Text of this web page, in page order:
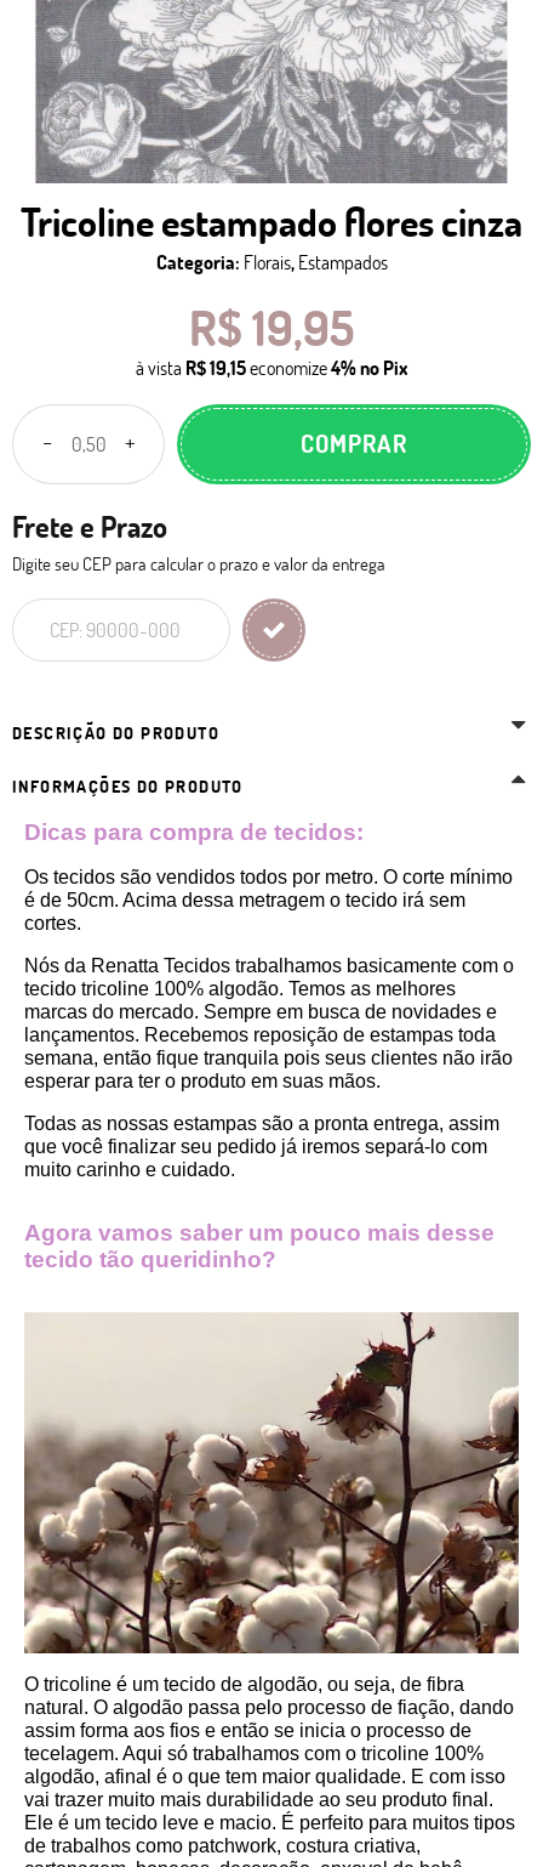
Tricoline estampado flores cinza
Categoria: Florais, Estampados
R$ 19,95
à vista R$ 19,15economize4%no Pix
COMPRAR
Frete e Prazo
Digite seu CEP para calcular o prazo e valor da entrega
DESCRIÇÃO DO PRODUTO
INFORMAÇÕES DO PRODUTO
Dicas para compra de tecidos:
Os tecidos são vendidos todos por metro. O corte mínimo
é de 50cm. Acima dessa metragem o tecido irá sem
cortes.
Nós da Renatta Tecidos trabalhamos basicamente com o
tecido tricoline 100% algodão. Temos as melhores
marcas do mercado. Sempre em busca de novidades e
lançamentos. Recebemos reposição de estampas toda
semana, então fique tranquila pois seus clientes não irão
esperar para ter o produto em suas mãos.
Todas as nossas estampas são a pronta entrega, assim
que você finalizar seu pedido já iremos separá-lo com
muito carinho e cuidado.
Agora vamos saber um pouco mais desse
tecido tão queridinho?
O tricoline é um tecido de algodão, ou seja, de fibra
natural. O algodão passa pelo processo de fiação, dando
assim forma aos fios e então se inicia o processo de
tecelagem. Aqui só trabalhamos com o tricoline 100%
algodão, afinal é o que tem maior qualidade. E com isso
vai trazer muito mais durabilidade ao seu produto final.
Ele é um tecido leve e macio. É perfeito para muitos tipos
de trabalhos como patchwork, costura criativa,